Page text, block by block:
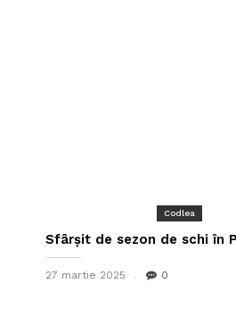
Codlea
Sfârșit de sezon de schi în
27 martie 2025 0